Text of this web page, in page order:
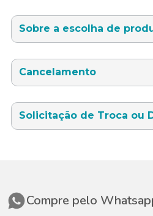
Sobre a escolha de
Cancelamento
Solicitação de Troca ou
Compre pelo